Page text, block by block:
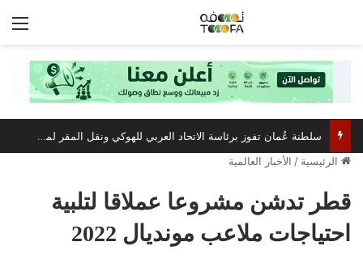
سلطنة عُمان تفوز برئاسة الاتحاد العربي للهوكي ونقل المقر لمسقط
الرئيسية / الأخبار العالمية
قطر تدشن مشروعا عملاقا لتلبية
احتياجات ملاعب مونديال 2022